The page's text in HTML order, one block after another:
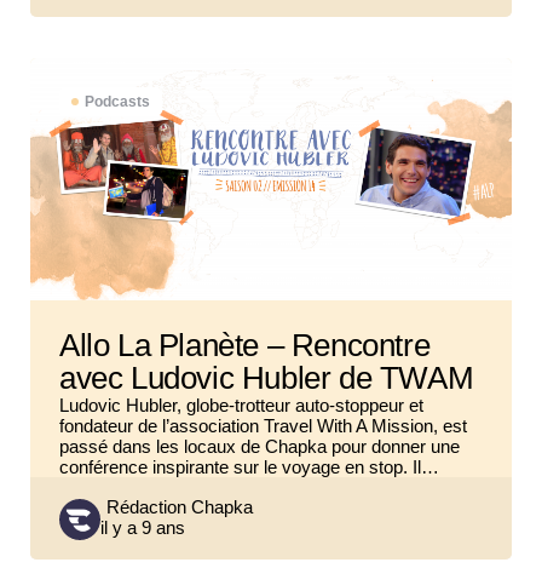
Podcasts
Allo La Planète – Rencontre
avec Ludovic Hubler de TWAM
Ludovic Hubler, globe-trotteur auto-stoppeur et
fondateur de l’association Travel With A Mission, est
passé dans les locaux de Chapka pour donner une
conférence inspirante sur le voyage en stop. Il…
Posted
by
Rédaction Chapka
il y a 9 ans